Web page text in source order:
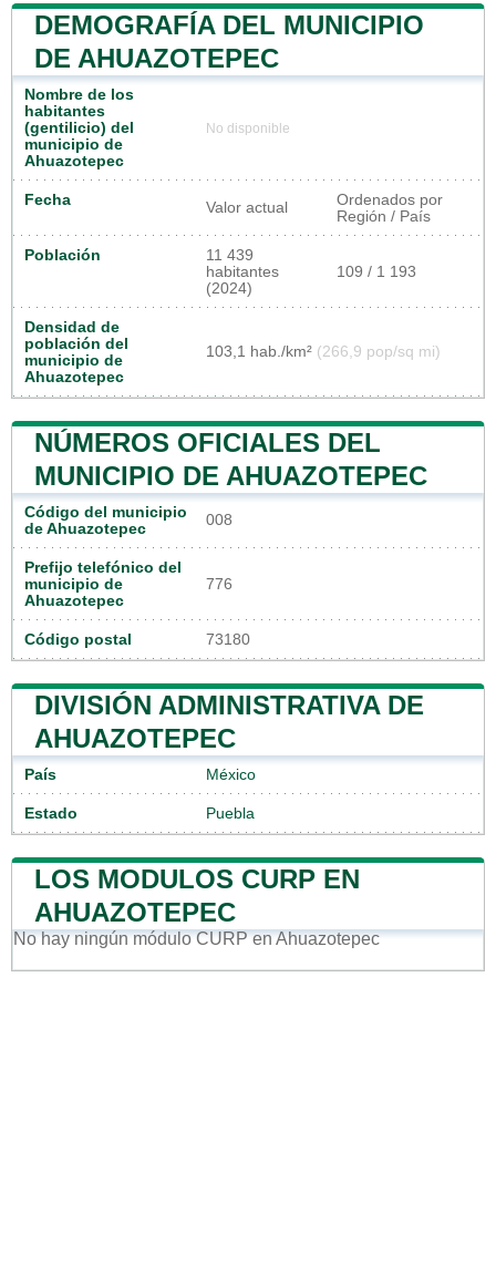
DEMOGRAFÍA DEL MUNICIPIO
DE AHUAZOTEPEC
Nombre de los
habitantes
(gentilicio) del
municipio de
Ahuazotepec
No disponible
Fecha Valor actual
Ordenados por
Región / País
Población
11 439
habitantes
(2024)
109 / 1 193
Densidad de
población del
municipio de
Ahuazotepec
103,1 hab./km² (266,9 pop/sq mi)
NÚMEROS OFICIALES DEL
MUNICIPIO DE AHUAZOTEPEC
Código del municipio
de Ahuazotepec
008
Prefijo telefónico del
municipio de
Ahuazotepec
776
Código postal 73180
DIVISIÓN ADMINISTRATIVA DE
AHUAZOTEPEC
País México
Estado Puebla
LOS MODULOS CURP EN
AHUAZOTEPEC
No hay ningún módulo CURP en Ahuazotepec